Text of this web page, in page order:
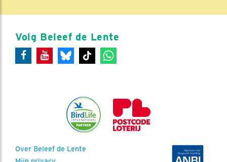
Volg Beleef de Lente
Over Beleef de Lente